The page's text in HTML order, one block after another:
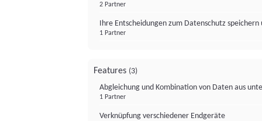
2 Partner
Ihre Entscheidungen zum Datenschutz
1 Partner
Features (3)
Abgleichung und Kombination von Daten aus
1 Partner
Verknüpfung verschiedener Endgeräte